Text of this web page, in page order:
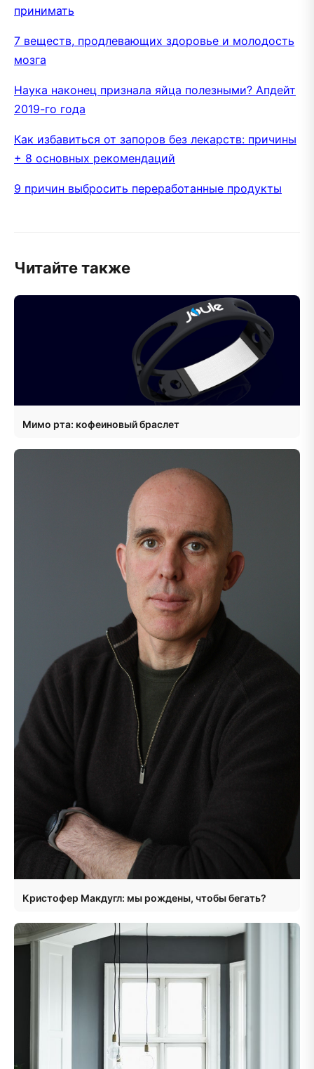
принимать
7 веществ, продлевающих здоровье и молодость
мозга
Наука наконец признала яйца полезными? Апдейт
2019-го года
Как избавиться от запоров без лекарств: причины
+ 8 основных рекомендаций
9 причин выбросить переработанные продукты
Читайте также
Мимо рта: кофеиновый браслет
Кристофер Макдугл: мы рождены, чтобы бегать?